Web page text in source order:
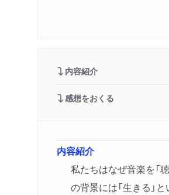
内容紹介
感想をおくる
内容紹介
私たちはなぜ音楽を「
の背景には「生きる」